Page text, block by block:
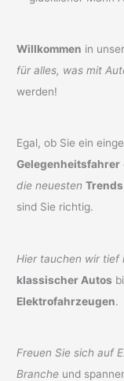
Willkommen in
für alles, was mit
werden!
Egal, ob Sie ein
Gelegenheitsfahrer
die neuesten
sind Sie richtig.
Hier tauchen wir tief
klassischer Autos
Elektrofahrzeugen.
Freuen Sie sich auf
Branche und